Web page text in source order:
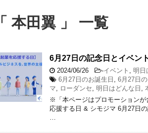
「 本田翼 」 一覧
6月27日の記念日とイベン
2024/06/26 -イベント , 明日
6月27日のお誕生日 , 6月27日
マ, ローダンセ, 明日はどんな日 ,
※「本ページはプロモーション
応援する日 & シモジマ 6月27日
…